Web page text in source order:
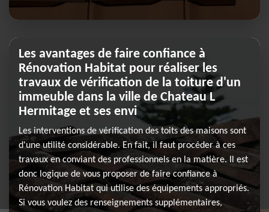
Les avantages de faire confiance à
Rénovation Habitat pour réaliser les
travaux de vérification de la toiture d'un
immeuble dans la ville de Chateau L
Hermitage et ses envi
Les interventions de vérification des toits des maisons sont
d'une utilité considérable. En fait, il faut procéder à ces
travaux en conviant des professionnels en la matière. Il est
donc logique de vous proposer de faire confiance à
Rénovation Habitat qui utilise des équipements appropriés.
Si vous voulez des renseignements supplémentaires,